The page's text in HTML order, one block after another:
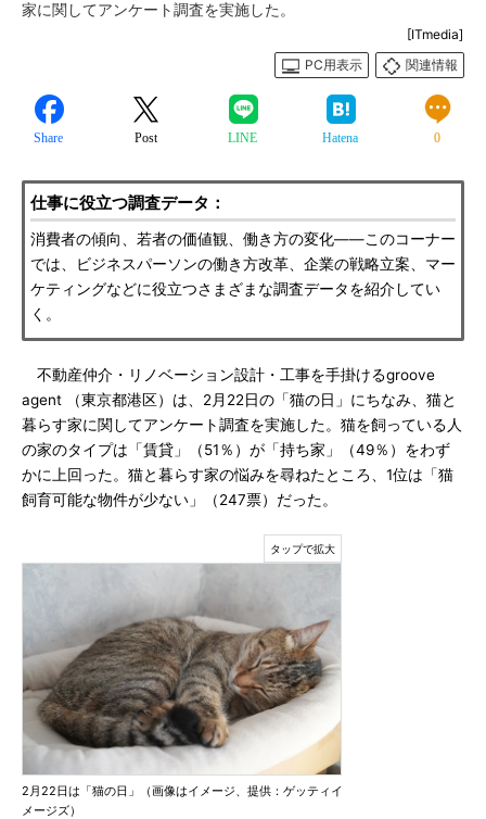
家に関してアンケート調査を実施した。
[ITmedia]
PC用表示
関連情報
Share Post LINE Hatena 0
仕事に役立つ調査データ：
消費者の傾向、若者の価値観、働き方の変化――このコーナー
では、ビジネスパーソンの働き方改革、企業の戦略立案、マー
ケティングなどに役立つさまざまな調査データを紹介してい
く。
不動産仲介・リノベーション設計・工事を手掛けるgroove
agent （東京都港区）は、2月22日の「猫の日」にちなみ、猫と
暮らす家に関してアンケート調査を実施した。猫を飼っている人
の家のタイプは「賃貸」（51％）が「持ち家」（49％）をわず
かに上回った。猫と暮らす家の悩みを尋ねたところ、1位は「猫
飼育可能な物件が少ない」（247票）だった。
2月22日は「猫の日」（画像はイメージ、提供：ゲッティイ
メージズ）